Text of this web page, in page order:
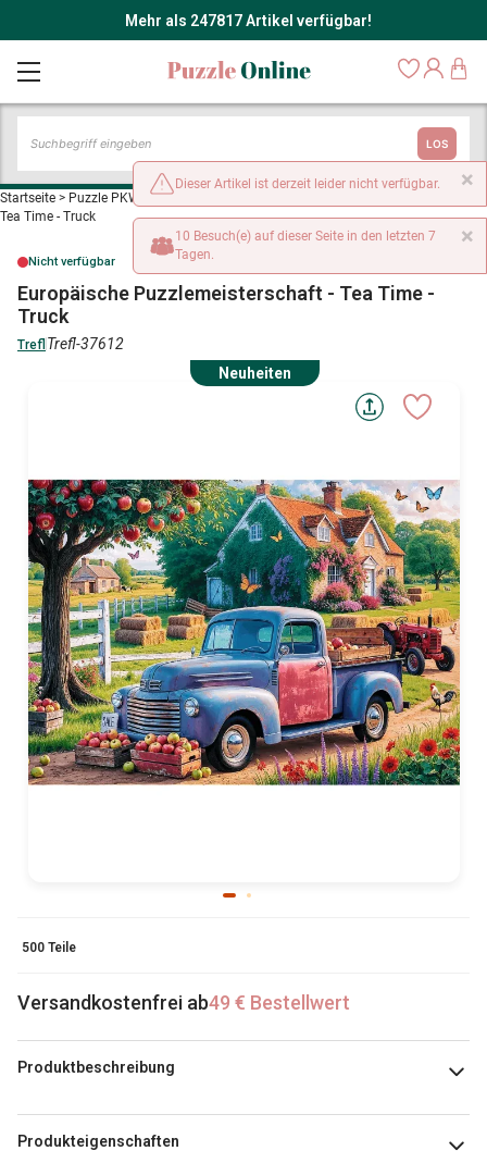
Mehr als 247817 Artikel verfügbar!
LOS
Startseite > Puzzle PKW, LKW und Motorräder
Tea Time - Truck
Nicht verfügbar
Europäische Puzzlemeisterschaft - Tea Time -
Truck
Trefl Trefl-37612
Neuheiten
500 Teile
Versandkostenfrei ab49 € Bestellwert
Produktbeschreibung
European Puzzle Championship
Produkteigenschaften
×
Dieser Artikel ist derzeit leider nicht verfügbar.
×
10 Besuch(e) auf dieser Seite in den letzten 7
Tagen.